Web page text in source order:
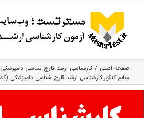
content
صفحه اصلی کارشناسی ارشد قارچ‌ شناسی دامپزشکی
منابع کنکور کارشناسی ارشد قارچ ‌شناسی دامپزشکی (کد ۱۵۰۳)